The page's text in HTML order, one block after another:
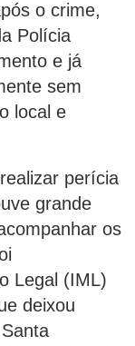
o crime,
Polícia
e já
sem
local e
perícia
grande
os
Legal (IML)
deixou